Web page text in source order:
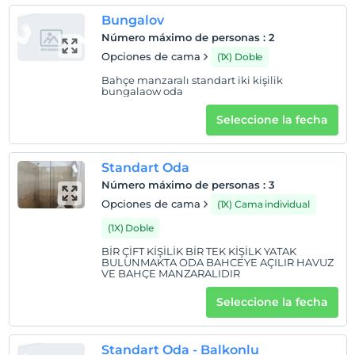
Playa
300 mt. A la playa de Çıralı. Se puede llegar en 5 minutos
en bicicleta o en coche, y en 10 minutos a pie.
Disponemos de sombrillas y tumbonas en la playa de
nuestras instalaciones y son de uso gratuito. Puede
utilizar nuestras bicicletas gratuitas para ir al mar y
utilizar nuestro aparcamiento gratuito en la playa.
Mostrar en el
mapa
Políticas del hotel
Antes de las 12:00
Bungalov
Número máximo de personas : 2
Opciones de cama
(1X) Doble
Bahçe manzaralı standart iki kişilik
bungalaow oda
Seleccione la fecha
Standart Oda
Número máximo de personas : 3
Opciones de cama
(1X) Cama individual
(1X) Doble
BİR ÇİFT KİŞİLİK BİR TEK KİŞİLK YATAK
BULUNMAKTA ODA BAHCEYE AÇILIR HAVUZ
VE BAHÇE MANZARALIDIR
Seleccione la fecha
Standart Oda - Balkonlu